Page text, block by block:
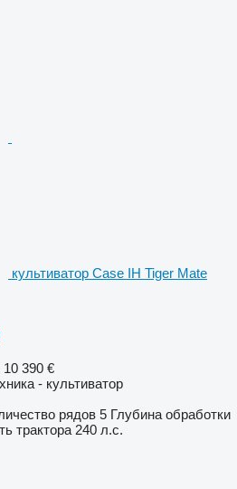
культиватор Case IH Tiger Mate
10 390 €
- культиватор
рядов 5 Глубина обработки
трактора 240 л.с.